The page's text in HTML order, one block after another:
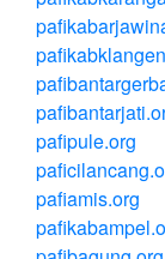
pafipule.org
pafiamis.org